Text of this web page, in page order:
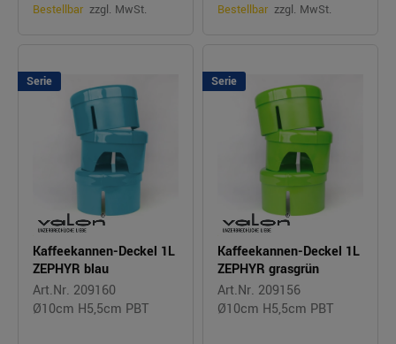
Bestellbar zzgl. MwSt.
Bestellbar zzgl. MwSt.
Serie
Kaffeekannen-Deckel 1L
ZEPHYR blau
Art.Nr. 209160
Ø10cm H5,5cm PBT
Serie
Kaffeekannen-Deckel 1L
ZEPHYR grasgrün
Art.Nr. 209156
Ø10cm H5,5cm PBT